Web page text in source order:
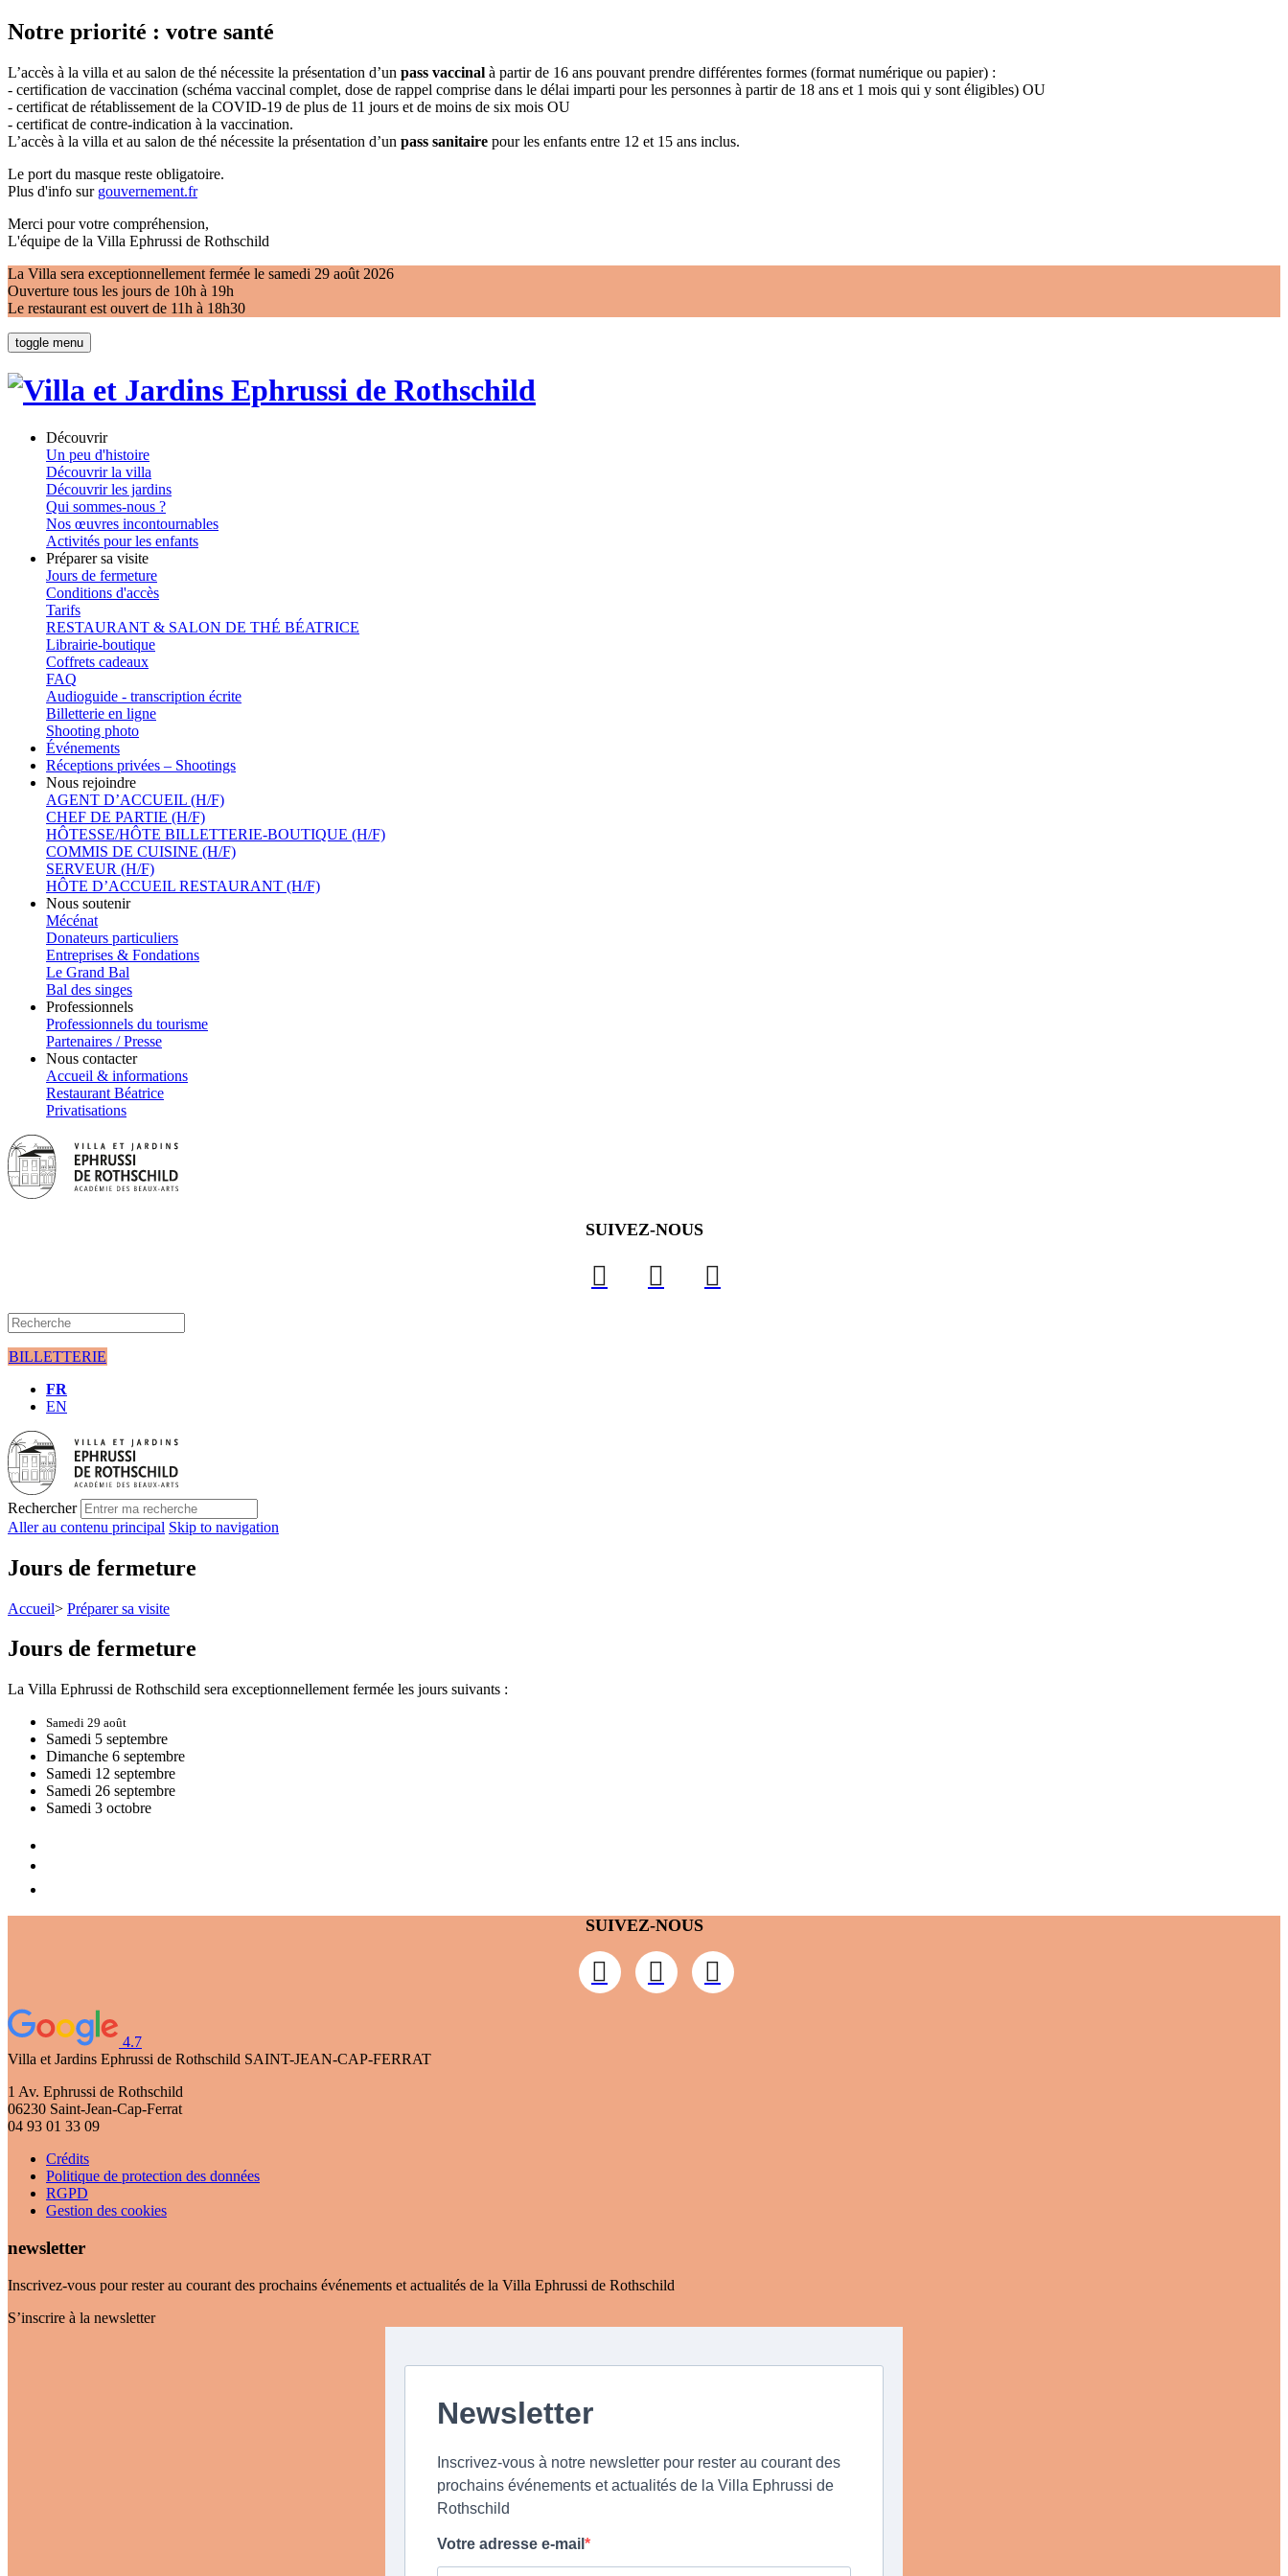
Notre priorité : votre santé
L’accès à la villa et au salon de thé nécessite la présentation d’un pass vaccinal à partir de 16 ans pouvant prendre différentes formes (format numérique ou papier) :
- certification de vaccination (schéma vaccinal complet, dose de rappel comprise dans le délai imparti pour les personnes à partir de 18 ans et 1 mois qui y sont éligibles) OU
- certificat de rétablissement de la COVID-19 de plus de 11 jours et de moins de six mois OU
- certificat de contre-indication à la vaccination.
L’accès à la villa et au salon de thé nécessite la présentation d’un pass sanitaire pour les enfants entre 12 et 15 ans inclus.
Le port du masque reste obligatoire.
Plus d'info sur gouvernement.fr
Merci pour votre compréhension,
L'équipe de la Villa Ephrussi de Rothschild
La Villa sera exceptionnellement fermée le samedi 29 août 2026
Ouverture tous les jours de 10h à 19h
Le restaurant est ouvert de 11h à 18h30
toggle menu
Découvrir
Un peu d'histoire
Découvrir la villa
Découvrir les jardins
Qui sommes-nous ?
Nos œuvres incontournables
Activités pour les enfants
Préparer sa visite
Jours de fermeture
Conditions d'accès
Tarifs
RESTAURANT & SALON DE THÉ BÉATRICE
Librairie-boutique
Coffrets cadeaux
FAQ
Audioguide - transcription écrite
Billetterie en ligne
Shooting photo
Événements
Réceptions privées – Shootings
Nous rejoindre
AGENT D’ACCUEIL (H/F)
CHEF DE PARTIE (H/F)
HÔTESSE/HÔTE BILLETTERIE-BOUTIQUE (H/F)
COMMIS DE CUISINE (H/F)
SERVEUR (H/F)
HÔTE D’ACCUEIL RESTAURANT (H/F)
Nous soutenir
Mécénat
Donateurs particuliers
Entreprises & Fondations
Le Grand Bal
Bal des singes
Professionnels
Professionnels du tourisme
Partenaires / Presse
Nous contacter
Accueil & informations
Restaurant Béatrice
Privatisations
SUIVEZ-NOUS
BILLETTERIE
FR
EN
Rechercher
Aller au contenu principal Skip to navigation
Jours de fermeture
Accueil> Préparer sa visite
Jours de fermeture
La Villa Ephrussi de Rothschild sera exceptionnellement fermée les jours suivants :
Samedi 29 août
Samedi 5 septembre
Dimanche 6 septembre
Samedi 12 septembre
Samedi 26 septembre
Samedi 3 octobre
SUIVEZ-NOUS
4.7
Villa et Jardins Ephrussi de Rothschild SAINT-JEAN-CAP-FERRAT
1 Av. Ephrussi de Rothschild
06230 Saint-Jean-Cap-Ferrat
04 93 01 33 09
Crédits
Politique de protection des données
RGPD
Gestion des cookies
newsletter
Inscrivez-vous pour rester au courant des prochains événements et actualités de la Villa Ephrussi de Rothschild
S’inscrire à la newsletter